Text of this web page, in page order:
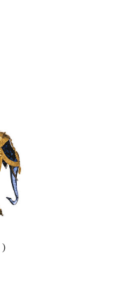
)